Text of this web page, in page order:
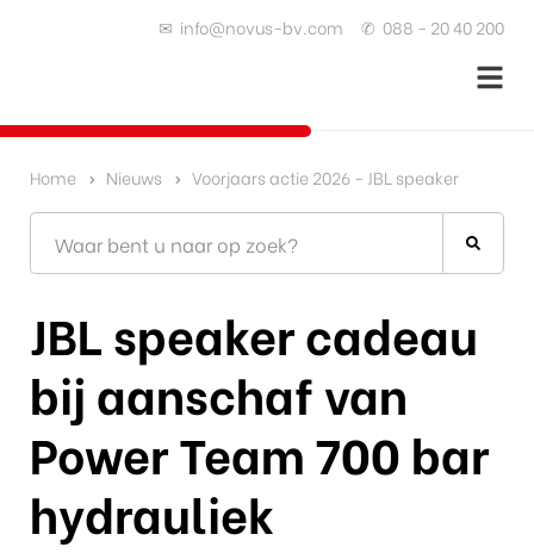
✉ info@novus-bv.com ✆ 088 - 20 40 200
Home Nieuws Voorjaars actie 2026 - JBL speaker
JBL speaker cadeau
bij aanschaf van
Power Team 700 bar
hydrauliek